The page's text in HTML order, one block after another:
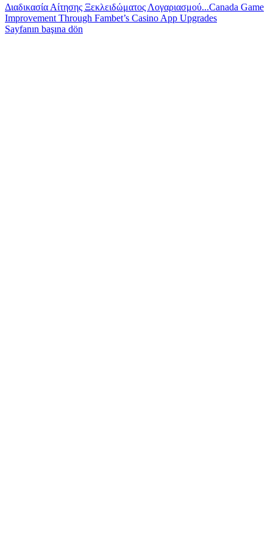
Διαδικασία Αίτησης Ξεκλειδώματος Λογαριασμού...Canada Game
Improvement Through Fambet’s Casino App Upgrades
Sayfanın başına dön